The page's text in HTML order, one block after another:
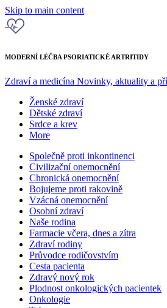
Skip to main content
MODERNÍ LÉČBA PSORIATICKÉ ARTRITIDY
Zdraví a medicína Novinky, aktuality a
Ženské zdraví
Dětské zdraví
Srdce a krev
More
Společně proti inkontinenci
Civilizační onemocnění
Chronická onemocnění
Bojujeme proti rakovině
Vzácná onemocnění
Osobní zdraví
Naše rodina
Farmacie včera, dnes a zítra
Zdraví rodiny
Průvodce rodičovstvím
Cesta pacienta
Zdravý nový rok
Plodnost onkologických pacientek
Onkologie